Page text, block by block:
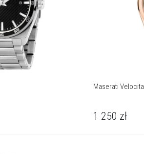
Maserati Velocita
1 250 zł